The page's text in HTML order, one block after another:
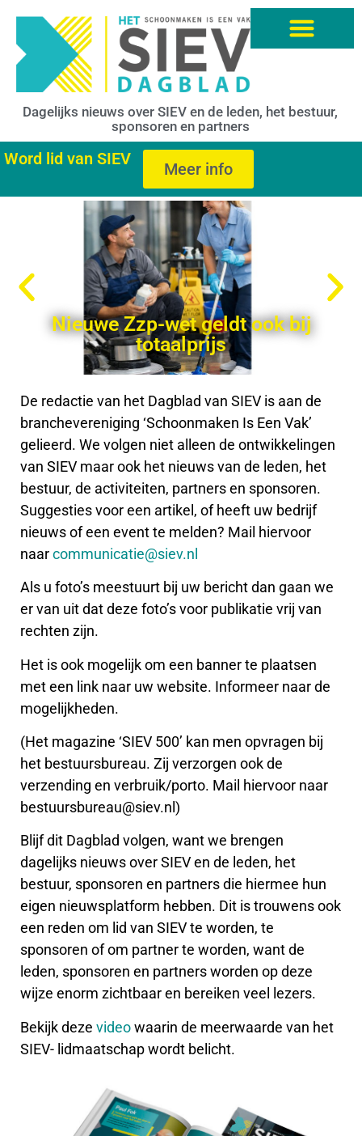
Dagelijks nieuws over SIEV en de leden, het bestuur,
sponsoren en partners
Word lid van SIEV
Meer info
Nieuwe Zzp-wet geldt ook bij
totaalprijs
De redactie van het Dagblad van SIEV is aan de
branchevereniging ‘Schoonmaken Is Een Vak’
gelieerd. We volgen niet alleen de ontwikkelingen
van SIEV maar ook het nieuws van de leden, het
bestuur, de activiteiten, partners en sponsoren.
Suggesties voor een artikel, of heeft uw bedrijf
nieuws of een event te melden? Mail hiervoor
naarcommunicatie@siev.nl
Als u foto’s meestuurt bij uw bericht dan gaan we
er van uit dat deze foto’s voor publikatie vrij van
rechten zijn.
Het is ook mogelijk om een banner te plaatsen
met een link naar uw website. Informeer naar de
mogelijkheden.
(Het magazine ‘SIEV 500’ kan men opvragen bij
het bestuursbureau. Zij verzorgen ook de
verzending en verbruik/porto. Mail hiervoor naar
bestuursbureau@siev.nl)
Blijf dit Dagblad volgen, want we brengen
dagelijks nieuws over SIEV en de leden, het
bestuur, sponsoren en partners die hiermee hun
eigen nieuwsplatform hebben. Dit is trouwens ook
een reden om lid van SIEV te worden, te
sponsoren of om partner te worden, want de
leden, sponsoren en partners worden op deze
wijze enorm zichtbaar en bereiken veel lezers.
Bekijk deze videowaarin de meerwaarde van het
SIEV- lidmaatschap wordt belicht.